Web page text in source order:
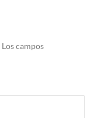
Los campos